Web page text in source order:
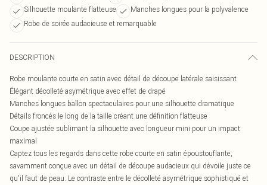
Silhouette moulante flatteuse
Manches longues pour la polyvalence
Robe de soirée audacieuse et remarquable
DESCRIPTION
Robe moulante courte en satin avec détail de découpe latérale saisissant
Élégant décolleté asymétrique avec effet de drapé
Manches longues ballon spectaculaires pour une silhouette dramatique
Détails froncés le long de la taille créant une définition flatteuse
Coupe ajustée sublimant la silhouette avec longueur mini pour un impact
maximal
Captez tous les regards dans cette robe courte en satin époustouflante,
savamment conçue avec un détail de découpe audacieux qui dévoile juste ce
qu'il faut de peau. Le contraste entre le décolleté asymétrique sophistiqué et